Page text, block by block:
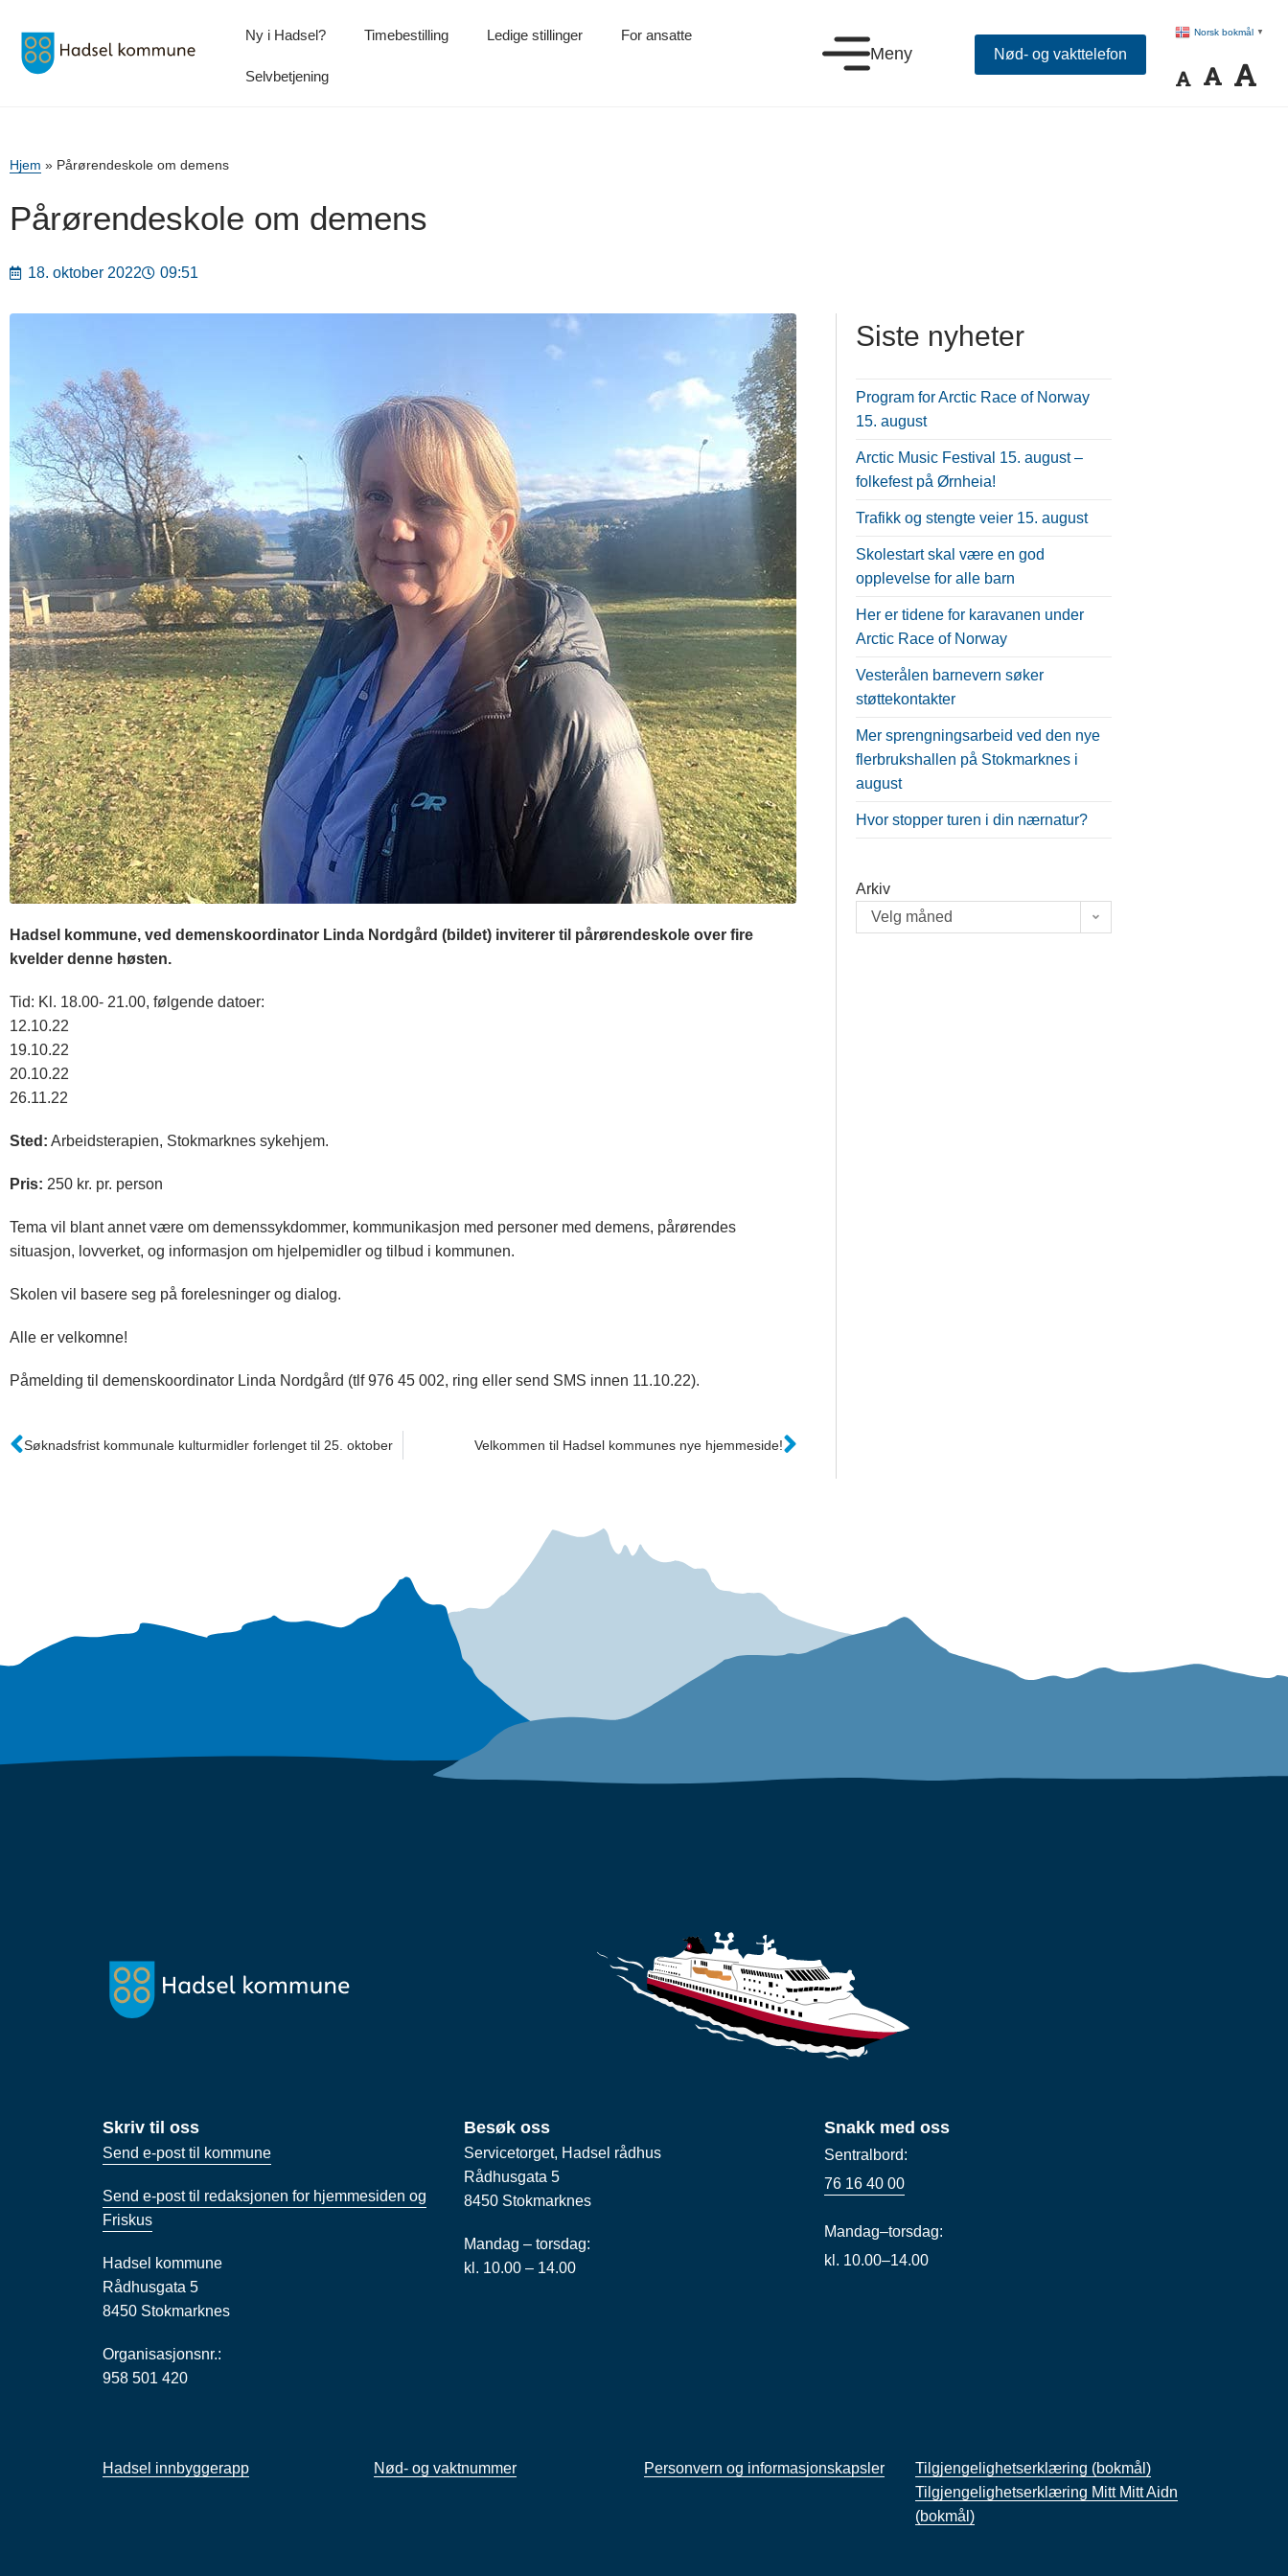
Ny i Hadsel? Timebestilling Ledige stillinger For ansatte
Selvbetjening
Meny Nød- og vakttelefon
Norsk bokmål ▼
Hjem » Pårørendeskole om demens
Pårørendeskole om demens
18. oktober 2022 09:51
Hadsel kommune, ved demenskoordinator Linda Nordgård (bildet) inviterer til pårørendeskole over fire
kvelder denne høsten.
Tid: Kl. 18.00- 21.00, følgende datoer:
12.10.22
19.10.22
20.10.22
26.11.22
Sted: Arbeidsterapien, Stokmarknes sykehjem.
Pris: 250 kr. pr. person
Tema vil blant annet være om demenssykdommer, kommunikasjon med personer med demens, pårørendes
situasjon, lovverket, og informasjon om hjelpemidler og tilbud i kommunen.
Skolen vil basere seg på forelesninger og dialog.
Alle er velkomne!
Påmelding til demenskoordinator Linda Nordgård (tlf 976 45 002, ring eller send SMS innen 11.10.22).
Søknadsfrist kommunale kulturmidler forlenget til 25. oktober Velkommen til Hadsel kommunes nye hjemmeside!
Siste nyheter
Program for Arctic Race of Norway
15. august
Arctic Music Festival 15. august –
folkefest på Ørnheia!
Trafikk og stengte veier 15. august
Skolestart skal være en god
opplevelse for alle barn
Her er tidene for karavanen under
Arctic Race of Norway
Vesterålen barnevern søker
støttekontakter
Mer sprengningsarbeid ved den nye
flerbrukshallen på Stokmarknes i
august
Hvor stopper turen i din nærnatur?
Arkiv
Velg måned
Skriv til oss
Send e-post til kommune
Send e-post til redaksjonen for hjemmesiden og
Friskus
Hadsel kommune
Rådhusgata 5
8450 Stokmarknes
Organisasjonsnr.:
958 501 420
Besøk oss
Servicetorget, Hadsel rådhus
Rådhusgata 5
8450 Stokmarknes
Mandag – torsdag:
kl. 10.00 – 14.00
Snakk med oss
Sentralbord:
76 16 40 00
Mandag–torsdag:
kl. 10.00–14.00
Hadsel innbyggerapp Nød- og vaktnummer Personvern og informasjonskapsler
Tilgjengelighetserklæring (bokmål)
Tilgjengelighetserklæring Mitt Mitt Aidn
(bokmål)